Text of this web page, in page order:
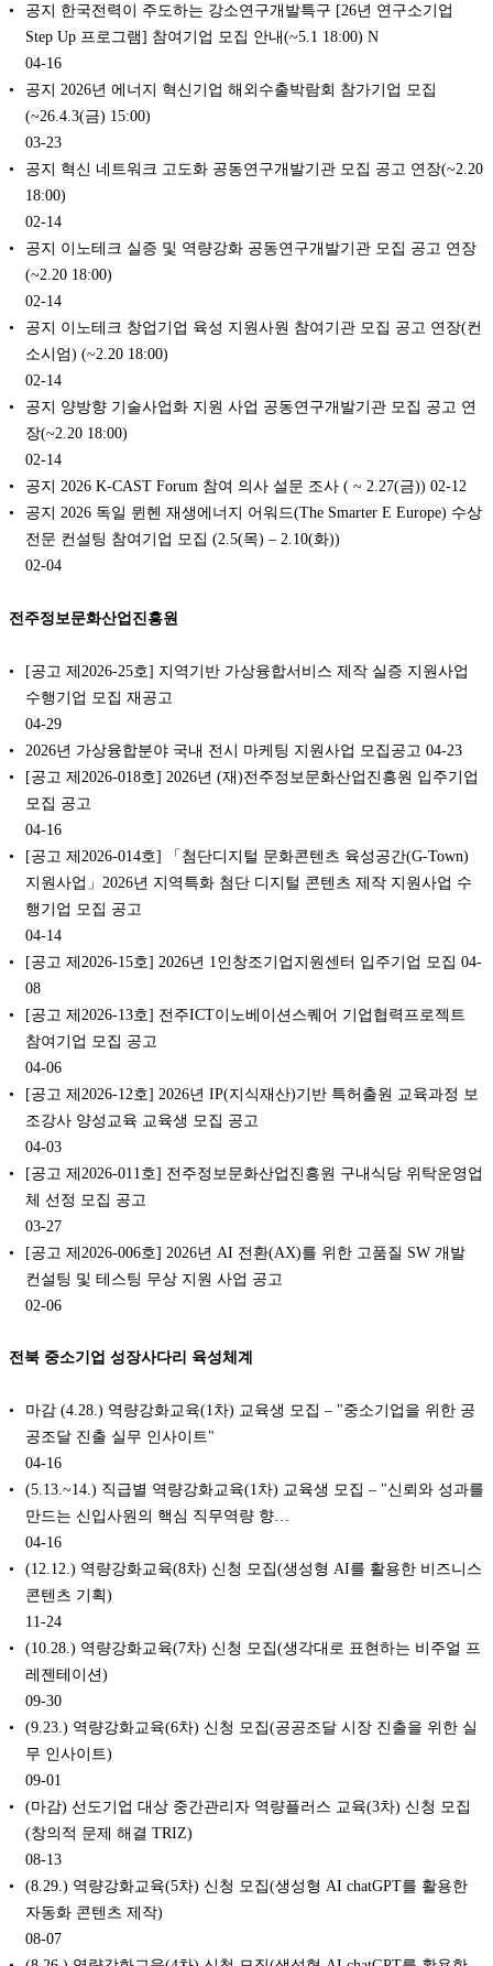
공지 한국전력이 주도하는 강소연구개발특구 [26년 연구소기업
Step Up 프로그램] 참여기업 모집 안내(~5.1 18:00) N
04-16
공지 2026년 에너지 혁신기업 해외수출박람회 참가기업 모집
(~26.4.3(금) 15:00)
03-23
공지 혁신 네트워크 고도화 공동연구개발기관 모집 공고 연장(~2.20
18:00)
02-14
공지 이노테크 실증 및 역량강화 공동연구개발기관 모집 공고 연장
(~2.20 18:00)
02-14
공지 이노테크 창업기업 육성 지원사원 참여기관 모집 공고 연장(컨
소시엄) (~2.20 18:00)
02-14
공지 양방향 기술사업화 지원 사업 공동연구개발기관 모집 공고 연
장(~2.20 18:00)
02-14
공지 2026 K-CAST Forum 참여 의사 설문 조사 ( ~ 2.27(금)) 02-12
공지 2026 독일 뮌헨 재생에너지 어워드(The Smarter E Europe) 수상
전문 컨설팅 참여기업 모집 (2.5(목) – 2.10(화))
02-04
전주정보문화산업진흥원
[공고 제2026-25호] 지역기반 가상융합서비스 제작 실증 지원사업
수행기업 모집 재공고
04-29
2026년 가상융합분야 국내 전시 마케팅 지원사업 모집공고 04-23
[공고 제2026-018호] 2026년 (재)전주정보문화산업진흥원 입주기업
모집 공고
04-16
[공고 제2026-014호] 「첨단디지털 문화콘텐츠 육성공간(G-Town)
지원사업」2026년 지역특화 첨단 디지털 콘텐츠 제작 지원사업 수
행기업 모집 공고
04-14
[공고 제2026-15호] 2026년 1인창조기업지원센터 입주기업 모집 04-
08
[공고 제2026-13호] 전주ICT이노베이션스퀘어 기업협력프로젝트
참여기업 모집 공고
04-06
[공고 제2026-12호] 2026년 IP(지식재산)기반 특허출원 교육과정 보
조강사 양성교육 교육생 모집 공고
04-03
[공고 제2026-011호] 전주정보문화산업진흥원 구내식당 위탁운영업
체 선정 모집 공고
03-27
[공고 제2026-006호] 2026년 AI 전환(AX)를 위한 고품질 SW 개발
컨설팅 및 테스팅 무상 지원 사업 공고
02-06
전북 중소기업 성장사다리 육성체계
마감 (4.28.) 역량강화교육(1차) 교육생 모집 – "중소기업을 위한 공
공조달 진출 실무 인사이트"
04-16
(5.13.~14.) 직급별 역량강화교육(1차) 교육생 모집 – "신뢰와 성과를
만드는 신입사원의 핵심 직무역량 향…
04-16
(12.12.) 역량강화교육(8차) 신청 모집(생성형 AI를 활용한 비즈니스
콘텐츠 기획)
11-24
(10.28.) 역량강화교육(7차) 신청 모집(생각대로 표현하는 비주얼 프
레젠테이션)
09-30
(9.23.) 역량강화교육(6차) 신청 모집(공공조달 시장 진출을 위한 실
무 인사이트)
09-01
(마감) 선도기업 대상 중간관리자 역량플러스 교육(3차) 신청 모집
(창의적 문제 해결 TRIZ)
08-13
(8.29.) 역량강화교육(5차) 신청 모집(생성형 AI chatGPT를 활용한
자동화 콘텐츠 제작)
08-07